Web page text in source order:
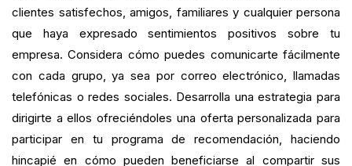
clientes satisfechos, amigos, familiares y cualquier persona
que haya expresado sentimientos positivos sobre tu
empresa. Considera cómo puedes comunicarte fácilmente
con cada grupo, ya sea por correo electrónico, llamadas
telefónicas o redes sociales. Desarrolla una estrategia para
dirigirte a ellos ofreciéndoles una oferta personalizada para
participar en tu programa de recomendación, haciendo
hincapié en cómo pueden beneficiarse al compartir sus